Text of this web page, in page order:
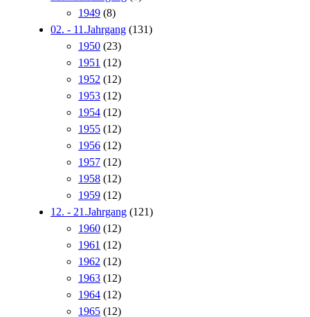
1949 (8)
02. - 11.Jahrgang (131)
1950 (23)
1951 (12)
1952 (12)
1953 (12)
1954 (12)
1955 (12)
1956 (12)
1957 (12)
1958 (12)
1959 (12)
12. - 21.Jahrgang (121)
1960 (12)
1961 (12)
1962 (12)
1963 (12)
1964 (12)
1965 (12)